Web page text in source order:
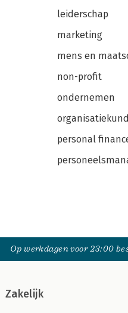
leiderschap
marketing
mens en
non-profit
ondernemen
personal
Op werkdagen voor 23:00
Zakelijk